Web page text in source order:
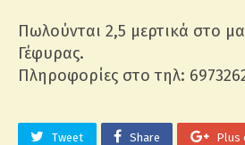
Πωλούνται 2,5 μερτικά στο
Γέφυρας.
Πληροφορίες στο τηλ:
Tweet Share Plus